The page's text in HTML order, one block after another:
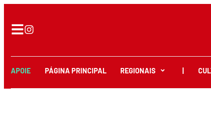
APOIE PÁGINA PRINCIPAL REGIONAIS